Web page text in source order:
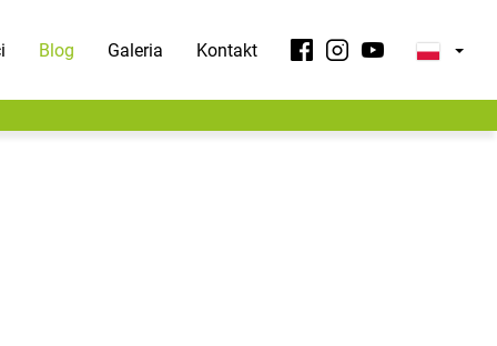
Blog Galeria Kontakt